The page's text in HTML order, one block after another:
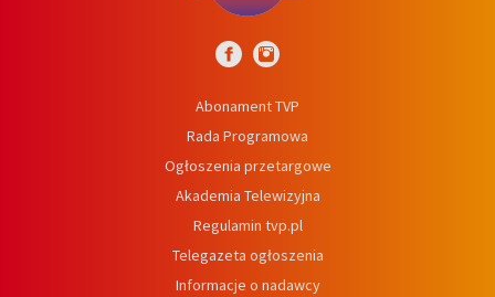
Abonament TVP
Rada Programowa
Ogłoszenia przetargowe
Akademia Telewizyjna
Regulamin tvp.pl
Telegazeta ogłoszenia
Informacje o nadawcy